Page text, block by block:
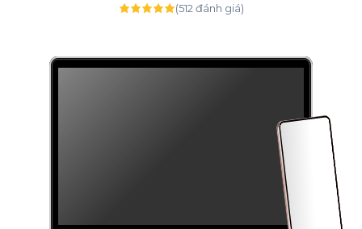
(512 đánh giá)